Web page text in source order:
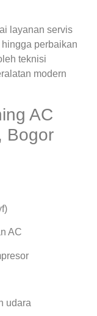
layanan servis
perbaikan
teknisi
modern
AC
Bogor
AC
udara